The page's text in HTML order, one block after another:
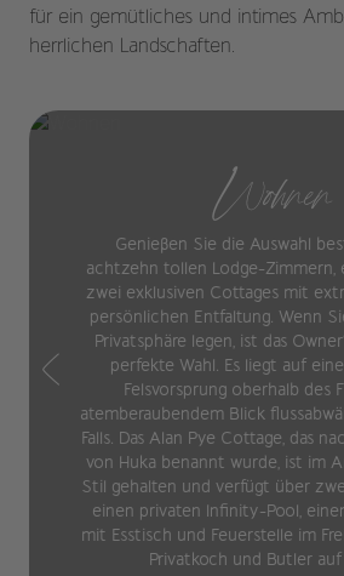
für ein gemütliches und intimes
herrlichen Landschaften.
Wohnen
Genießen Sie die Auswahl
achtzehn tollen Lodge-Zimmern,
zwei exklusiven Cottages mit
persönlichen Entfaltung. Wenn
Privatsphäre legen, ist das
perfekte Wahl. Es liegt auf
Felsvorsprung oberhalb des
atemberaubendem Blick
Falls. Das Alan Pye Cottage, das
von Huka benannt wurde, ist im
Stil gehalten und verfügt über
einen privaten Infinity-Pool,
mit Esstisch und Feuerstelle im
Privatkoch und Butler